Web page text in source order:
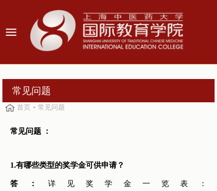
常见问题
首页 常见问题
常见问题 ：
1.有哪些类型的奖学金可供申请？
答： 详见奖学金一览表：